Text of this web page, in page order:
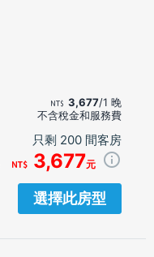
3,677/1 晚
不含稅金和服務費
只剩 200 間客房
3,677元
選擇此房型